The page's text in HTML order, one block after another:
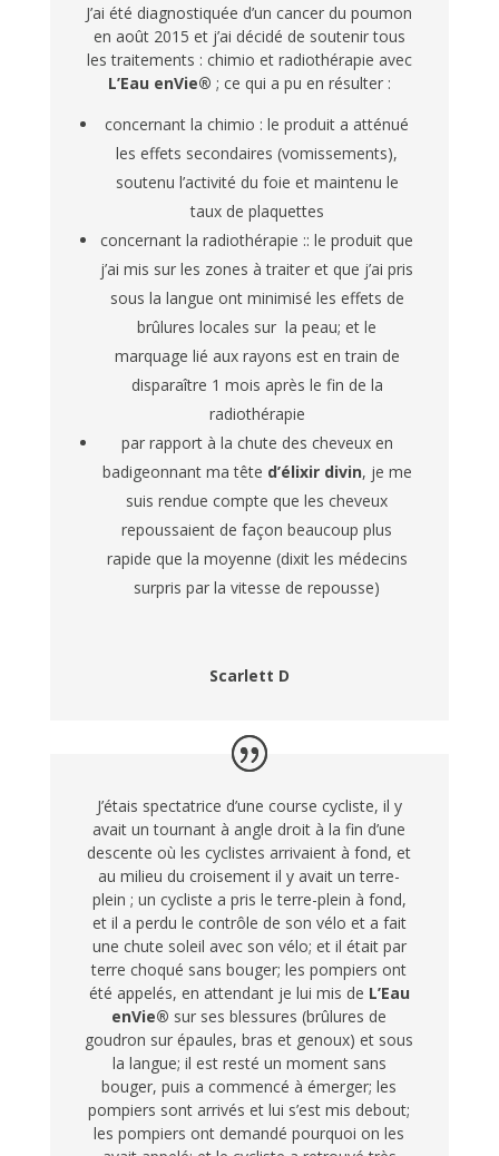
J’ai été diagnostiquée d’un cancer du poumon
en août 2015 et j’ai décidé de soutenir tous
les traitements : chimio et radiothérapie avec
L’Eau enVie® ; ce qui a pu en résulter :
concernant la chimio : le produit a atténué
les effets secondaires (vomissements),
soutenu l’activité du foie et maintenu le
taux de plaquettes
concernant la radiothérapie :: le produit que
j’ai mis sur les zones à traiter et que j’ai pris
sous la langue ont minimisé les effets de
brûlures locales sur la peau; et le
marquage lié aux rayons est en train de
disparaître 1 mois après le fin de la
radiothérapie
par rapport à la chute des cheveux en
badigeonnant ma tête d’élixir divin, je me
suis rendue compte que les cheveux
repoussaient de façon beaucoup plus
rapide que la moyenne (dixit les médecins
surpris par la vitesse de repousse)
Scarlett D
J’étais spectatrice d’une course cycliste, il y
avait un tournant à angle droit à la fin d’une
descente où les cyclistes arrivaient à fond, et
au milieu du croisement il y avait un terre-
plein ; un cycliste a pris le terre-plein à fond,
et il a perdu le contrôle de son vélo et a fait
une chute soleil avec son vélo; et il était par
terre choqué sans bouger; les pompiers ont
été appelés, en attendant je lui mis de L’Eau
enVie® sur ses blessures (brûlures de
goudron sur épaules, bras et genoux) et sous
la langue; il est resté un moment sans
bouger, puis a commencé à émerger; les
pompiers sont arrivés et lui s’est mis debout;
les pompiers ont demandé pourquoi on les